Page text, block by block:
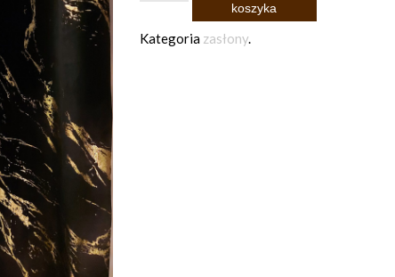
Marmur
koszyka
Kategoria zasłony.